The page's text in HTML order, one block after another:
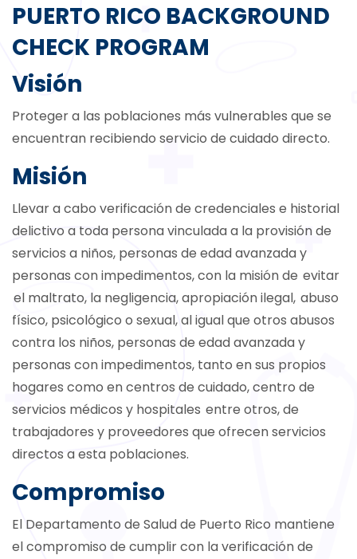
PUERTO RICO BACKGROUND
CHECK PROGRAM
Visión
Proteger a las poblaciones más vulnerables que se
encuentran recibiendo servicio de cuidado directo.
Misión
Llevar a cabo verificación de credenciales e historial
delictivo a toda persona vinculada a la provisión de
servicios a niños, personas de edad avanzada y
personas con impedimentos, con la misión de evitar
el maltrato, la negligencia, apropiación ilegal, abuso
físico, psicológico o sexual, al igual que otros abusos
contra los niños, personas de edad avanzada y
personas con impedimentos, tanto en sus propios
hogares como en centros de cuidado, centro de
servicios médicos y hospitales entre otros, de
trabajadores y proveedores que ofrecen servicios
directos a esta poblaciones.
Compromiso
El Departamento de Salud de Puerto Rico mantiene
el compromiso de cumplir con la verificación de